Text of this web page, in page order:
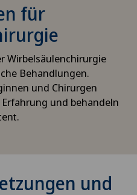
für
Wirbelsäulenchirurgie
Behandlungen.
und Chirurgen
und behandeln
und